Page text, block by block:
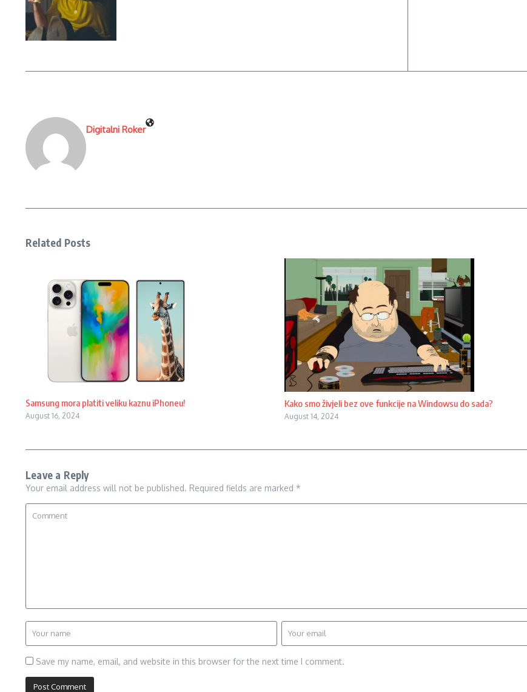
Digitalni Roker
Related Posts
Samsung mora platiti veliku kaznu iPhoneu!
August 16, 2024
Kako smo živjeli bez ove funkcije na Windowsu do sada?
August 14, 2024
Leave a Reply
Your email address will not be published. Required fields are marked *
Save my name, email, and website in this browser for the next time I comment.